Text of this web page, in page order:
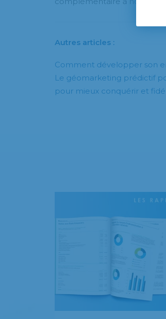
Autres articles :
Comment développer son
Le géomarketing prédictif
pour mieux conquérir et